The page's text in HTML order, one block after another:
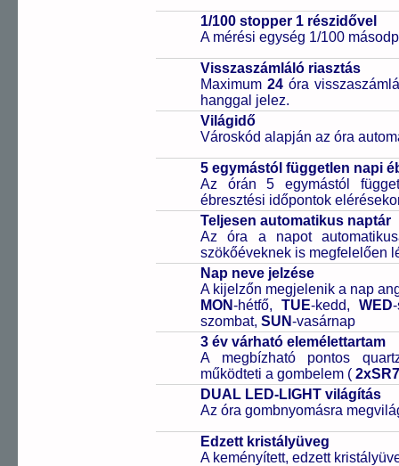
1/100 stopper 1 részidővel
A mérési egység 1/100
Visszaszámláló riasztás
Maximum24 óra
hanggal jelez.
Világidő
Városkód alapján az óra
5 egymástól független napi
Az órán 5 egymástól
ébresztési időpontok
Teljesen automatikus naptár
Az óra a napot
szökőéveknek is megfelelően
Nap neve jelzése
A kijelzőn megjelenik a nap
MON-hétfő, TUE-kedd, WED
szombat, SUN-vasárnap
3 év várható elemélettartam
A megbízható pontos
működteti a gombelem (
DUAL LED-LIGHT világítás
Az óra gombnyomásra
Edzett kristályüveg
A keményített, edzett